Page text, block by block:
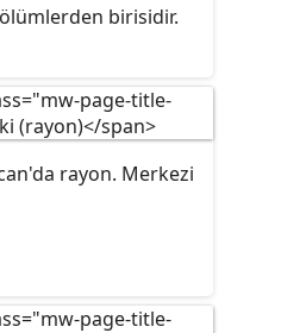
birisidir.
rayon. Merkezi